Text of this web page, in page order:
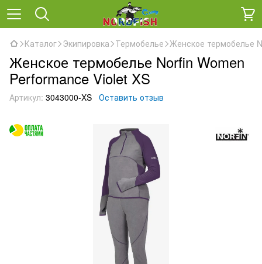
Каталог Экипировка Термобелье Женское термобелье
Женское термобелье Norfin Women
Performance Violet XS
Артикул: 3043000-XS Оставить отзыв